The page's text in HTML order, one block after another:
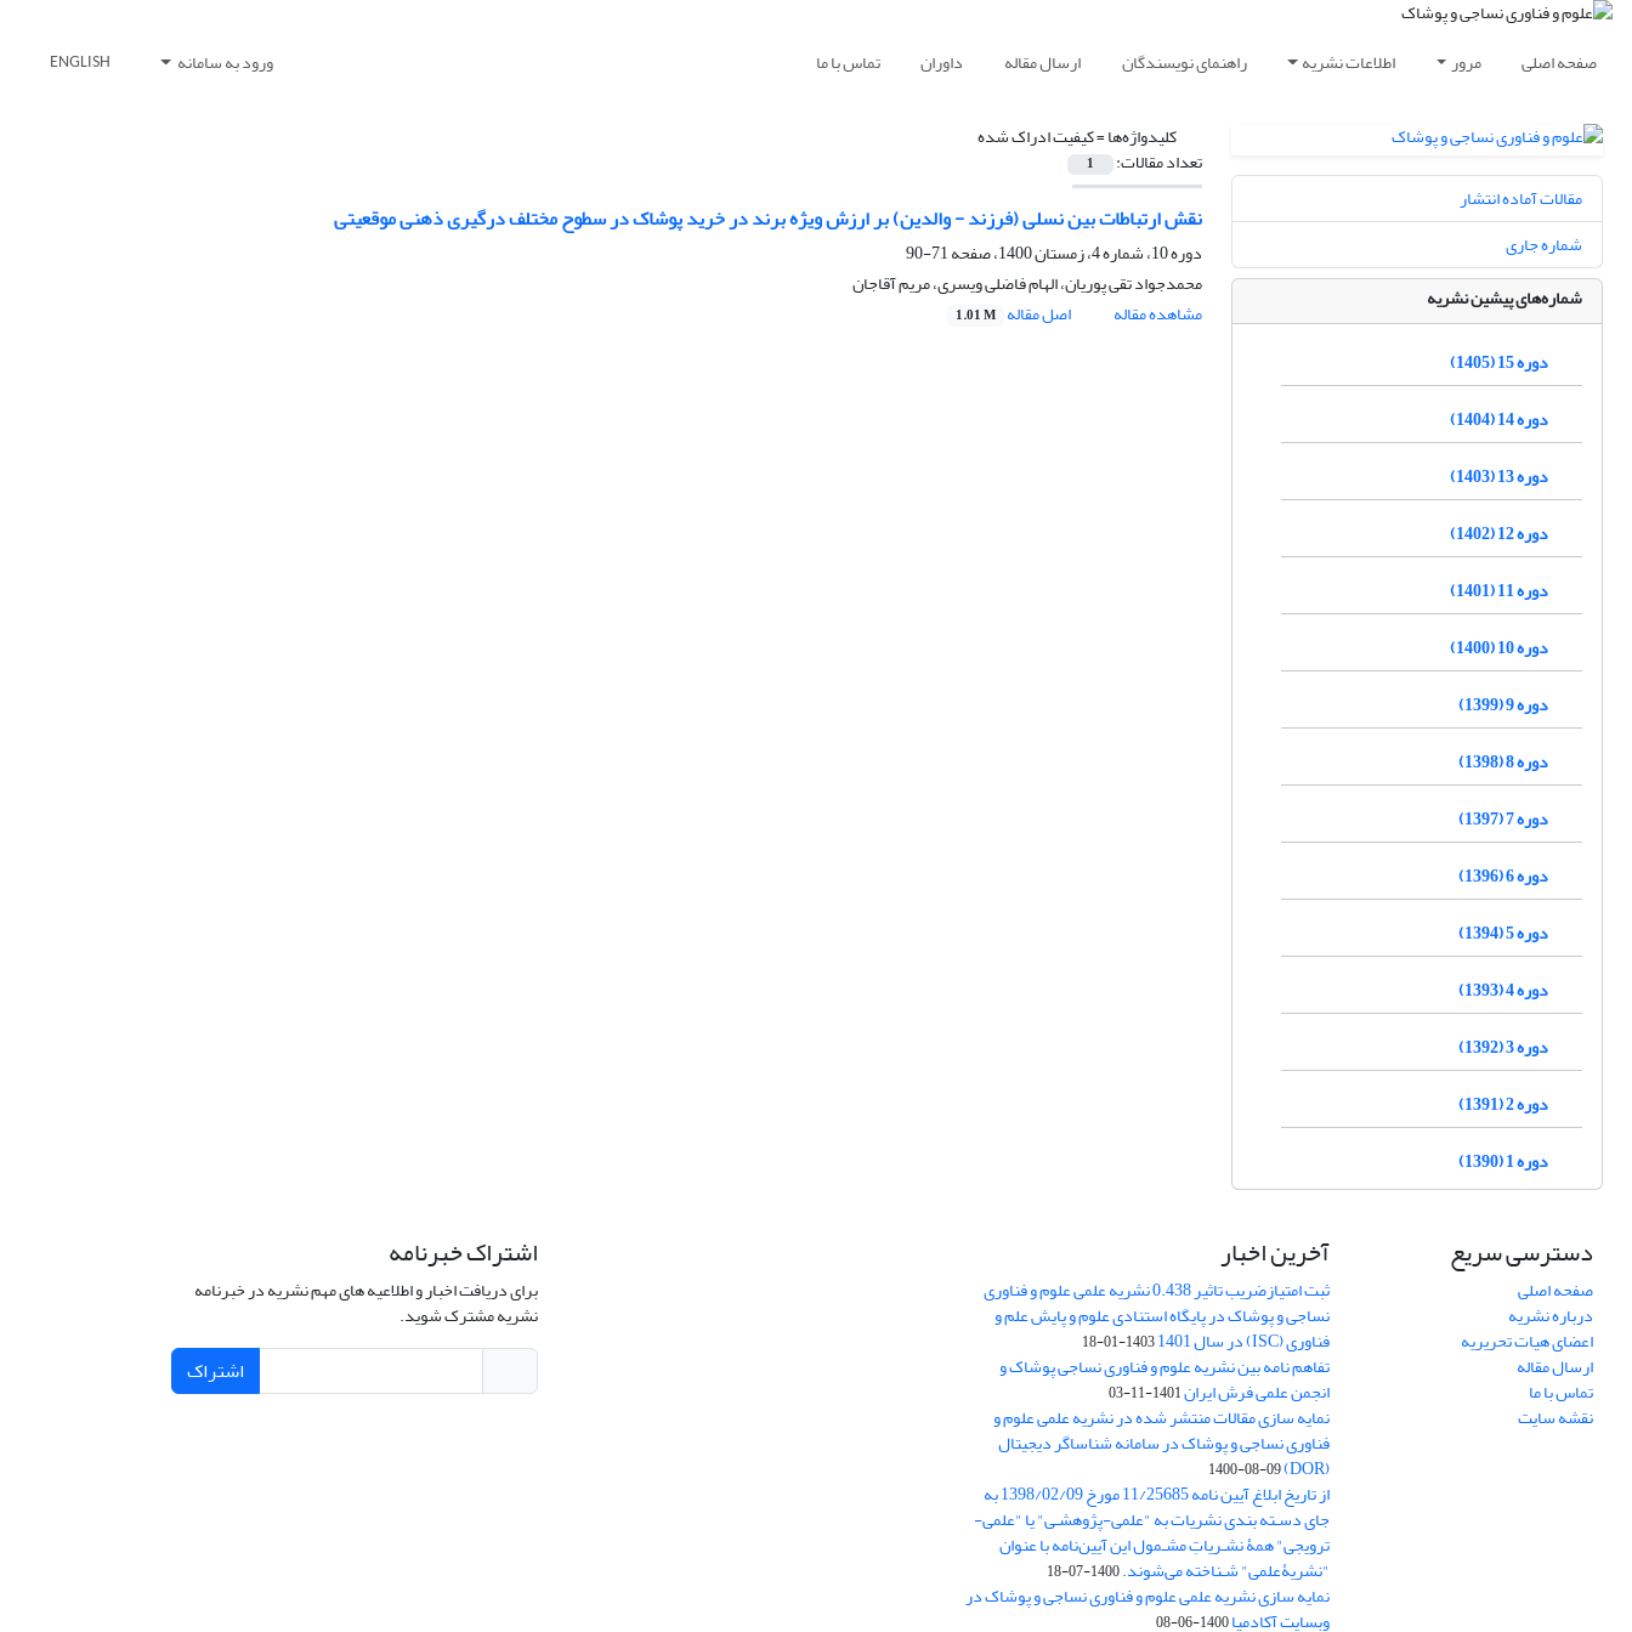
صفحه اصلی مرور اطلاعات نشریه راهنمای نویسندگان ارسال مقاله داوران تماس با ما ورود به سامانه ENGLISH
کلیدواژه‌ها =کیفیت ادراک شده
تعداد مقالات: 1
نقش ارتباطات بین نسلی (فرزند - والدین) بر ارزش ویژه برند در خرید پوشاک در سطوح مختلف درگیری ذهنی موقعیتی
دوره 10، شماره 4، زمستان 1400، صفحه
71-90
محمدجواد تقی پوریان، الهام فاضلی ویسری، مریم آقاجان
مشاهده مقاله
اصل مقاله 1.01 M
مقالات آماده انتشار
شماره جاری
شماره‌های پیشین نشریه
دوره 15 (1405)
دوره 14 (1404)
دوره 13 (1403)
دوره 12 (1402)
دوره 11 (1401)
دوره 10 (1400)
دوره 9 (1399)
دوره 8 (1398)
دوره 7 (1397)
دوره 6 (1396)
دوره 5 (1394)
دوره 4 (1393)
دوره 3 (1392)
دوره 2 (1391)
دوره 1 (1390)
دسترسی سریع
صفحه اصلی
درباره نشریه
اعضای هیات تحریریه
ارسال مقاله
تماس با ما
نقشه سایت
آخرین اخبار
ثبت امتیازضریب تاثیر 0.438 نشریه علمی علوم و فناوری
نساجی و پوشاک در پایگاه استنادی علوم و پایش علم و
فناوری (ISC) در سال 1401 1403-01-18
تفاهم نامه بین نشریه علوم و فناوری نساجی پوشاک و
انجمن علمی فرش ایران1401-11-03
نمایه سازی مقالات منتشر شده در نشریه علمی علوم و
فناوری نساجی و پوشاک در سامانه شناساگر دیجیتال
(DOR)
1400-08-09
از تاریخ ابلاغ آیین نامه 11/25685 مورخ 1398/02/09 به
جای دسـته بندی نشریات به "علمی-پژوهشـی" یا "علمی-
ترویجی" همۀ نشـریاتِ مشـمول این آیین‌نامه با عنوان
"نشریۀعلمی" شـناخته می‌شوند.1400-07-18
نمایه سازی نشریه علمی علوم و فناوری نساجی و پوشاک در
وبسایت آکادمیا1400-06-08
اشتراک خبرنامه
برای دریافت اخبار و اطلاعیه های مهم نشریه در خبرنامه
نشریه مشترک شوید.
اشتراک